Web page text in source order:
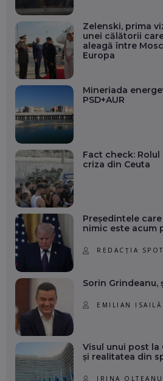
Zelenski, prima
unei călătorii
aleagă între
Europa
Mineriada
PSD+AUR
Fact check:
criza din Ceuta
Președintele
nimic este acum
REDACȚIA
Sorin Grindeanu,
EMILIAN ISAILĂ
Visul unui post la
și realitatea din
IRINA OLTEANU